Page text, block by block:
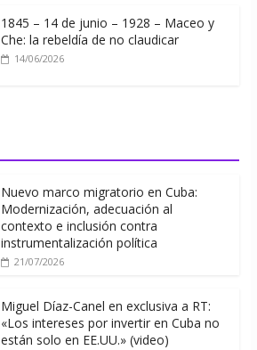
1845 – 14 de junio – 1928 – Maceo y
Che: la rebeldía de no claudicar
14/06/2026
Nuevo marco migratorio en Cuba:
Modernización, adecuación al
contexto e inclusión contra
instrumentalización política
21/07/2026
Miguel Díaz-Canel en exclusiva a RT:
«Los intereses por invertir en Cuba no
están solo en EE.UU.» (video)